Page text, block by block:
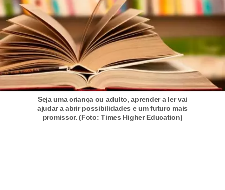
Seja uma criança ou adulto, aprender a ler vai
ajudar a abrir possibilidades e um futuro mais
promissor. (Foto: Times Higher Education)
i
b
u
l
a
r